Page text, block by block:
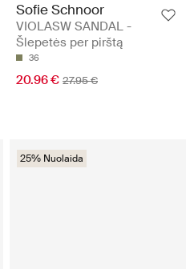
Sofie Schnoor
VIOLASW SANDAL -
Šlepetės per pirštą
36
20.96 € 27.95 €
25% Nuolaida